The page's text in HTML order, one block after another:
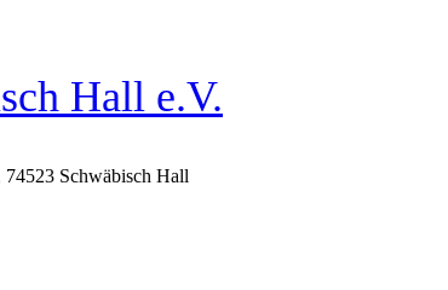
Hall e.V.
74523 Schwäbisch Hall